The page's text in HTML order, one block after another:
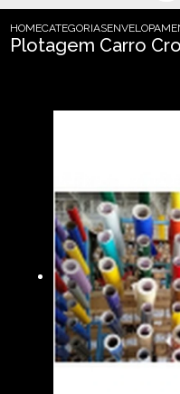
HOMECATEGORIAS
Plotagem Carro